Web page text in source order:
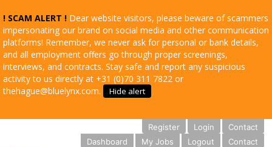
! SCAM ALERT ! Dear website visitors, please beware of scammers
impersonating our brand on social media and other communication
platforms! Remember, we never ask for personal or bank details,
and all employment offers go through proper screenings,
interviews, and contracts. Stay safe and report any suspicious
activity to us directly at +31 (0)70 311 7822 or
thehague@bluelynx.com.
Hide alert
Register Login
Contact
Dashboard
My Jobs Logout Contact